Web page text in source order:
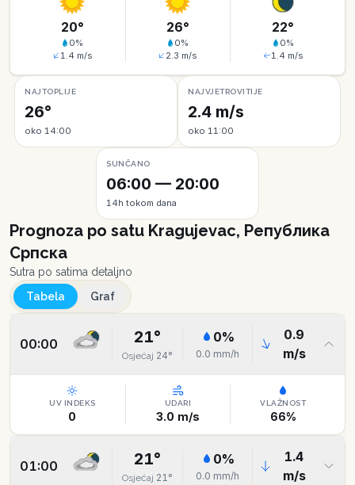
20°
0%
1.4 m/s
26°
0%
2.3 m/s
22°
0%
1.4 m/s
NAJTOPLIJE
26°
oko 14:00
NAJVJETROVITIJE
2.4 m/s
oko 11:00
SUNČANO
06:00 — 20:00
14h tokom dana
Prognoza po satu Kragujevac, Република
Српска
Sutra po satima detaljno
Tabela
Graf
00:00 21°
Osjećaj 24°
0%
0.0 mm/h
0.9
m/s
UV INDEKS
0
UDARI
3.0 m/s
VLAŽNOST
66%
01:00 21°
Osjećaj 21°
0%
0.0 mm/h
1.4
m/s